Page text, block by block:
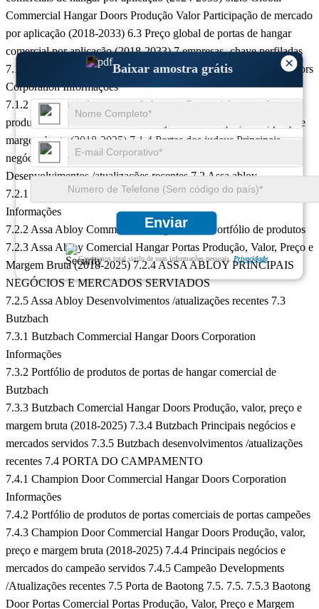
×
Baixar amostra grátis
Enviar
Garantimos total sigilo de suas informações pessoais. Privacidade
Commercial Hangar Doors Produção Valor Participação de mercado
por aplicação (2018-2033) 6.3 Preço global de portas de hangar
comercial por aplicação (2018-2033)7 empresas -chave perfiladas
7.1 Portas dos judeus7.1.1 Juders Doors Commercial Hangar Doors
Corporation Informações
7.1.2 Portas de judeus portas de hangar Comercial portas de
produtos Portfólio
7.1.3 Portas dos judeus Produção, valor, preço e
margem bruta (2018-2025)7.1.4 Portas dos judeus Principais
negócios e mercados servidos7.1.5 Portas dos judeus
Desenvolvimentos /atualizações recentes7.2 Assa abloy
7.2.1 Assa Abloy Commercial Hangar Doors Corporation
Informações
7.2.2 Assa Abloy Commercial Hangar Doors Portfólio de produtos
7.2.3 Assa Abloy Comercial Hangar Portas Produção, Valor, Preço e
Margem Bruta (2018-2025)7.2.4 ASSA ABLOY PRINCIPAIS
NEGÓCIOS E MERCADOS SERVIADOS
7.2.5 Assa Abloy Desenvolvimentos /atualizações recentes 7.3
Butzbach
7.3.1 Butzbach Commercial Hangar Doors Corporation
Informações
7.3.2 Portfólio de produtos de portas de hangar comercial de
Butzbach
7.3.3 Butzbach Comercial Hangar Doors Produção, valor, preço e
margem bruta (2018-2025) 7.3.4 Butzbach Principais negócios e
mercados servidos 7.3.5 Butzbach desenvolvimentos /atualizações
recentes 7.4 PORTA DO CAMPAMENTO
7.4.1 Champion Door Commercial Hangar Doors Corporation
Informações
7.4.2 Portfólio de produtos de portas comerciais de portas campeões
7.4.3 Champion Door Commercial Hangar Doors Produção, valor,
preço e margem bruta (2018-2025) 7.4.4 Principais negócios e
mercados do campeão servidos 7.4.5 Campeão Developments
/Atualizações recentes 7.5 Porta de Baotong 7.5. 7.5. 7.5.3 Baotong
Door Portas Comercial Portas Produção, Valor, Preço e Margem